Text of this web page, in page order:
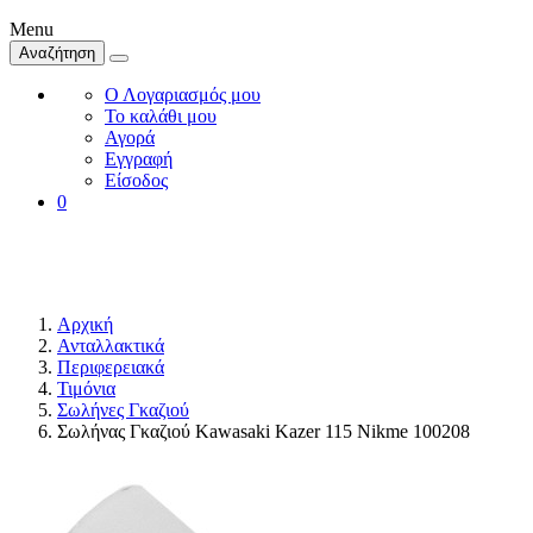
Menu
Αναζήτηση
Ο Λογαριασμός μου
Το καλάθι μου
Αγορά
Εγγραφή
Είσοδος
0
Αρχική
Ανταλλακτικά
Περιφερειακά
Τιμόνια
Σωλήνες Γκαζιού
Σωλήνας Γκαζιού Kawasaki Kazer 115 Nikme 100208